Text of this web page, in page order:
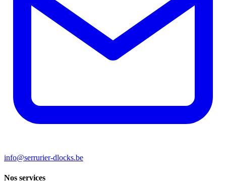
info@serrurier-dlocks.be
Nos services